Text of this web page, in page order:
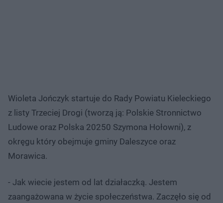
Wioleta Jończyk startuje do Rady Powiatu Kieleckiego
z listy Trzeciej Drogi (tworzą ją: Polskie Stronnictwo
Ludowe oraz Polska 20250 Szymona Hołowni), z
okręgu który obejmuje gminy Daleszyce oraz
Morawica.
- Jak wiecie jestem od lat działaczką. Jestem
zaangażowana w życie społeczeństwa. Zaczęło się od